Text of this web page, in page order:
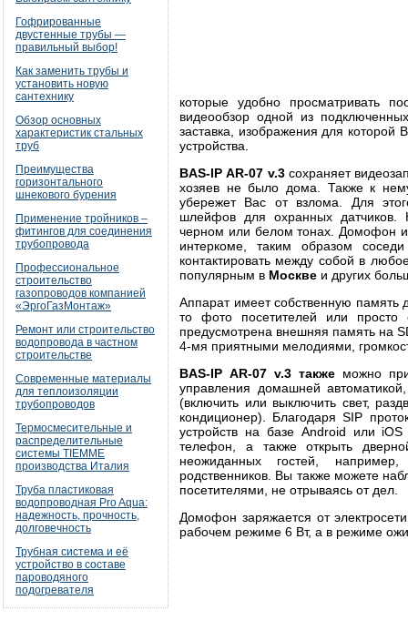
Гофрированные
двустенные трубы —
правильный выбор!
Как заменить трубы и
установить новую
сантехнику
Обзор основных
характеристик стальных
труб
Преимущества
горизонтального
шнекового бурения
Применение тройников –
фитингов для соединения
трубопровода
Профессиональное
строительство
газопроводов компанией
«ЭргоГазМонтаж»
Ремонт или строительство
водопровода в частном
строительстве
Современные материалы
для теплоизоляции
трубопроводов
Термосмесительные и
распределительные
системы TIEMME
производства Италия
Труба пластиковая
водопроводная Pro Aqua:
надежность, прочность,
долговечность
Трубная система и её
устройство в составе
пароводяного
подогревателя
которые удобно просматривать
видеообзор одной из
заставка, изображения для
устройства.
BAS-IP AR-07 v.3сохраняет
хозяев не было дома. Также к
убережет Вас от взлома. Для
шлейфов для охранных датчиков.
черном или белом тонах. Домофон
интеркоме, таким образом
контактировать между собой в
популярным в Москве и других
Аппарат имеет собственную память
то фото посетителей или
предусмотрена внешняя память на
4-мя приятными мелодиями,
BAS-IP AR-07 v.3 такжеможно
управления домашней
(включить или выключить свет,
кондиционер). Благодаря SIP
устройств на базе Android или
телефон, а также открыть
неожиданных гостей,
родственников. Вы также можете
посетителями, не отрываясь от дел.
Домофон заряжается от
рабочем режиме 6 Вт, а в режиме